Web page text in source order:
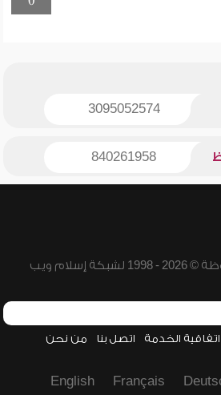
3095052574
840261958
إسلام ويب
اتفاقية الخدمة اتصل بنا من نحن
Français
English